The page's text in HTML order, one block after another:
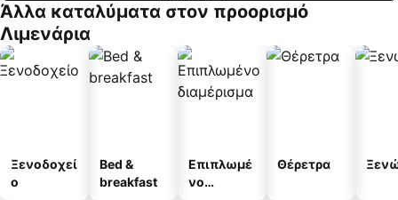
Άλλα καταλύματα στον προορισμό
Λιμενάρια
Ξενοδοχεί
ο
Bed &
breakfast
Επιπλωμέ
νο
Θέρετρα